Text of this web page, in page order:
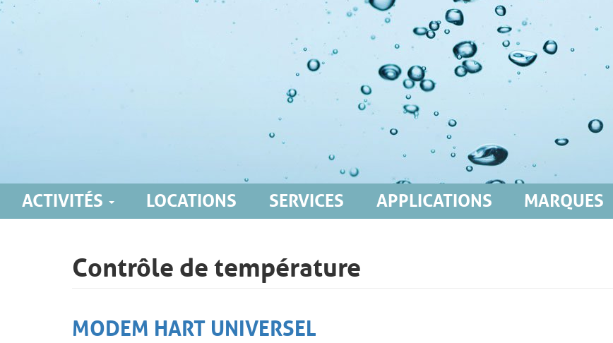
Main
ACTIVITÉS LOCATIONS SERVICES APPLICATIONS MARQUES
Contrôle de température
MODEM HART UNIVERSEL